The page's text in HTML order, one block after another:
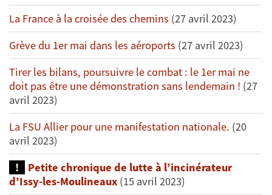
La France à la croisée des chemins (27 avril 2023)
Grève du 1er mai dans les aéroports (27 avril 2023)
Tirer les bilans, poursuivre le combat : le 1er mai ne
doit pas être une démonstration sans lendemain ! (27
avril 2023)
La FSU Allier pour une manifestation nationale. (20
avril 2023)
Petite chronique de lutte à l’incinérateur
d’Issy-les-Moulineaux (15 avril 2023)